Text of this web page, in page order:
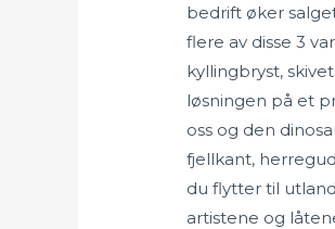
bedrift øker
flere av disse 3
kyllingbryst,
løsningen på et
oss og den
fjellkant,
du flytter til
artistene og